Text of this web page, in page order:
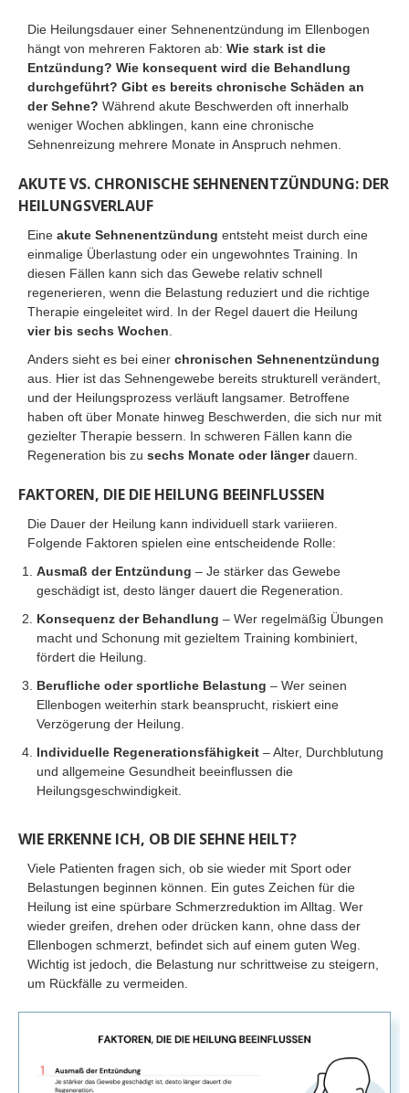
Die Heilungsdauer einer Sehnenentzündung im Ellenbogen
hängt von mehreren Faktoren ab: Wie stark ist die
Entzündung? Wie konsequent wird die Behandlung
durchgeführt? Gibt es bereits chronische Schäden an
der Sehne? Während akute Beschwerden oft innerhalb
weniger Wochen abklingen, kann eine chronische
Sehnenreizung mehrere Monate in Anspruch nehmen.
AKUTE VS. CHRONISCHE SEHNENENTZÜNDUNG: DER
HEILUNGSVERLAUF
Eine akute Sehnenentzündung entsteht meist durch eine
einmalige Überlastung oder ein ungewohntes Training. In
diesen Fällen kann sich das Gewebe relativ schnell
regenerieren, wenn die Belastung reduziert und die richtige
Therapie eingeleitet wird. In der Regel dauert die Heilung
vier bis sechs Wochen
Anders sieht es bei einer chronischen Sehnenentzündung
aus. Hier ist das Sehnengewebe bereits strukturell verändert,
und der Heilungsprozess verläuft langsamer. Betroffene
haben oft über Monate hinweg Beschwerden, die sich nur mit
gezielter Therapie bessern. In schweren Fällen kann die
Regeneration bis zu sechs Monate oder längerdauern.
FAKTOREN, DIE DIE HEILUNG BEEINFLUSSEN
Die Dauer der Heilung kann individuell stark variieren.
Folgende Faktoren spielen eine entscheidende Rolle:
Ausmaß der Entzündung – Je stärker das Gewebe
geschädigt ist, desto länger dauert die Regeneration.
Konsequenz der Behandlung – Wer regelmäßig Übungen
macht und Schonung mit gezieltem Training kombiniert,
fördert die Heilung.
Berufliche oder sportliche Belastung – Wer seinen
Ellenbogen weiterhin stark beansprucht, riskiert eine
Verzögerung der Heilung.
Individuelle Regenerationsfähigkeit – Alter, Durchblutung
und allgemeine Gesundheit beeinflussen die
Heilungsgeschwindigkeit.
WIE ERKENNE ICH, OB DIE SEHNE HEILT?
Viele Patienten fragen sich, ob sie wieder mit Sport oder
Belastungen beginnen können. Ein gutes Zeichen für die
Heilung ist eine spürbare Schmerzreduktion im Alltag. Wer
wieder greifen, drehen oder drücken kann, ohne dass der
Ellenbogen schmerzt, befindet sich auf einem guten Weg.
Wichtig ist jedoch, die Belastung nur schrittweise zu steigern,
um Rückfälle zu vermeiden.